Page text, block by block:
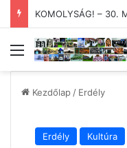
Menü
Kezdőlap/ Erdély
Erdély Kultúra